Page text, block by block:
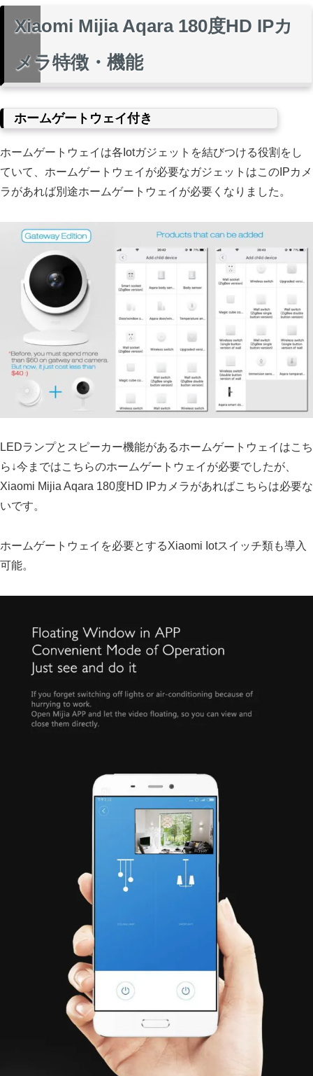
Xiaomi Mijia Aqara 180度HD IPカ
メラ特徴・機能
ホームゲートウェイ付き
ホームゲートウェイは各Iotガジェットを結びつける役割をし
ていて、ホームゲートウェイが必要なガジェットはこのIPカメ
ラがあれば別途ホームゲートウェイが必要くなりました。
LEDランプとスピーカー機能があるホームゲートウェイはこち
ら↓今まではこちらのホームゲートウェイが必要でしたが、
Xiaomi Mijia Aqara 180度HD IPカメラがあればこちらは必要な
いです。
ホームゲートウェイを必要とするXiaomi Iotスイッチ類も導入
可能。